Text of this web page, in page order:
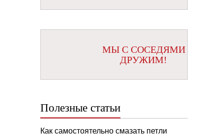
МЫ С СОСЕДЯМИ
ДРУЖИМ!
Полезные статьи
Как самостоятельно смазать петли